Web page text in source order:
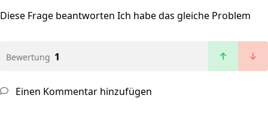
Diese Frage beantworten Ich habe das gleiche Problem
Bewertung 1
Einen Kommentar hinzufügen